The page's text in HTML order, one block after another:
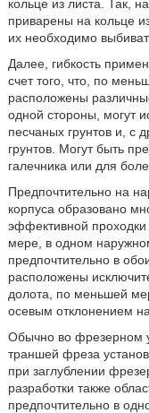
кольце из листа. Так,
приварены на кольце
их необходимо
Далее, гибкость
счет того, что, по
расположены
одной стороны, могут
песчаных грунтов и, с
грунтов. Могут быть
галечника или для
Предпочтительно на
корпуса образовано
эффективной
мере, в одном
предпочтительно в
расположены
долота, по меньшей
осевым отклонением
Обычно во фрезерном
траншей фреза
при заглублении
разработки также
предпочтительно в